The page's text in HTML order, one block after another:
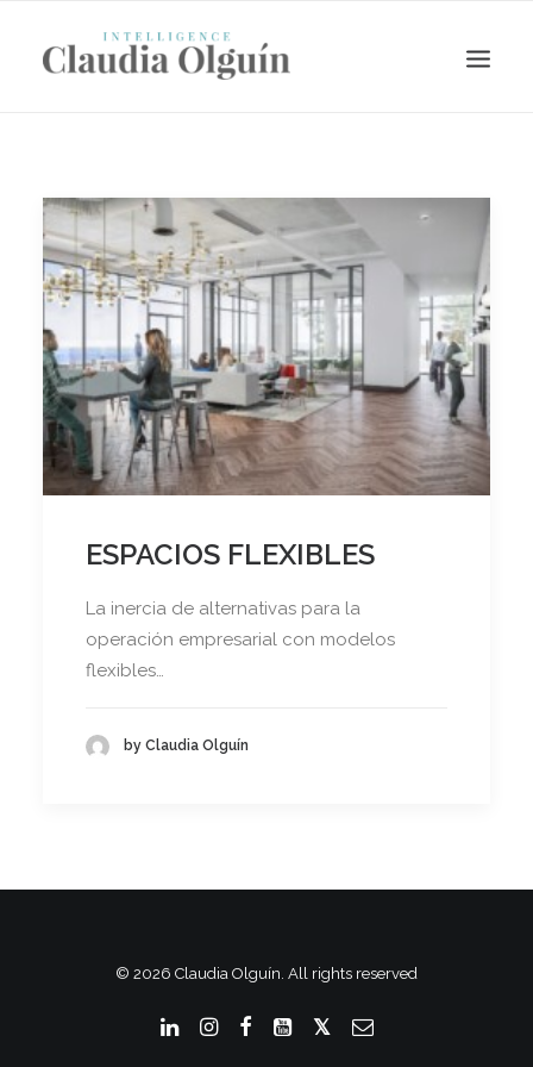
Search
ESPACIOS FLEXIBLES
La inercia de alternativas para la
operación empresarial con modelos
flexibles…
by Claudia Olguín
© 2026 Claudia Olguín. All rights reserved